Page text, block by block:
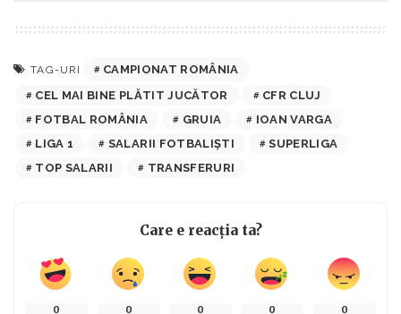
TAG-URI
CAMPIONAT ROMÂNIA
CEL MAI BINE PLĂTIT JUCĂTOR
CFR CLUJ
FOTBAL ROMÂNIA
GRUIA
IOAN VARGA
LIGA 1
SALARII FOTBALIȘTI
SUPERLIGA
TOP SALARII
TRANSFERURI
Care e reacția ta?
0 0 0 0 0